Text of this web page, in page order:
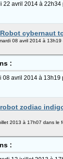
22 avril 2014 à 22h34
Robot cybernaut
08 avril 2014 à 13h19
:
08 avril 2014 à 13h19
robot zodiac
2013 à 17h07 dans le
: